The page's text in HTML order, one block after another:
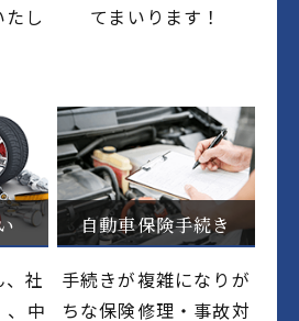
し
てまいります！
社
、中
自動車保険手続き
手続きが複雑になりが
ちな保険修理・事故対